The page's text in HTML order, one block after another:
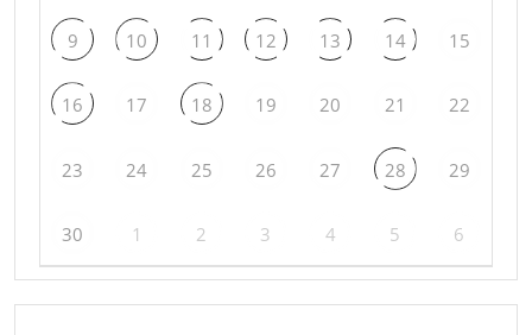
9 10 11 12 13 14 15
16 17 18 19 20 21 22
23 24 25 26 27 28 29
30 1 2 3 4 5 6